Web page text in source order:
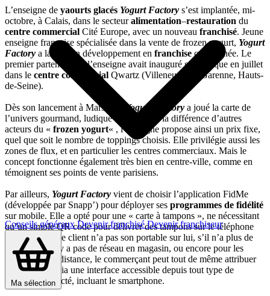
Conseils générauxDevenir franchiséDevenir franchiseur
Ma sélection
L’enseigne de yaourts glacés Yogurt Factory s’est implantée, mi-
octobre, à Calais, dans le secteuralimentation–restauration du
centre commercial Cité Europe, avec un nouveau franchisé. Jeune
enseigne française spécialisée dans la vente de frozen yogurt, Yogurt
Factory a lancé son développement en franchise cette année. Le
premier partenaire de l’enseigne avait inauguré sa boutique en juillet
dans le centre commercial Qwartz (Villeneuve-la- Garenne, Hauts-
de-Seine).
Dès son lancement à Marseille, Yogurt Factory a joué la carte de
l’univers gourmand, ludique et décalé. À la différence d’autres
acteurs du « frozen yogurt« , l’enseigne propose ainsi un prix fixe,
quel que soit le nombre de toppings choisis. Elle privilégie aussi les
zones de flux, et en particulier les centres commerciaux. Mais le
concept fonctionne également très bien en centre-ville, comme en
témoignent ses points de vente parisiens.
Par ailleurs, Yogurt Factory vient de choisir l’application FidMe
(développée par Snapp’) pour déployer ses programmes de fidélité
sur mobile. Elle a opté pour une « carte à tampons », ne nécessitant
qu’un simple QR code pour délivrer des tampons sur le téléphone
des clients. Si le client n’a pas son portable sur lui, s’il n’a plus de
batterie, s’il n’y a pas de réseau en magasin, ou encore pour les
commandes à distance, le commerçant peut tout de même attribuer
des tampons, via une interface accessible depuis tout type de
terminal connecté, incluant le smartphone.